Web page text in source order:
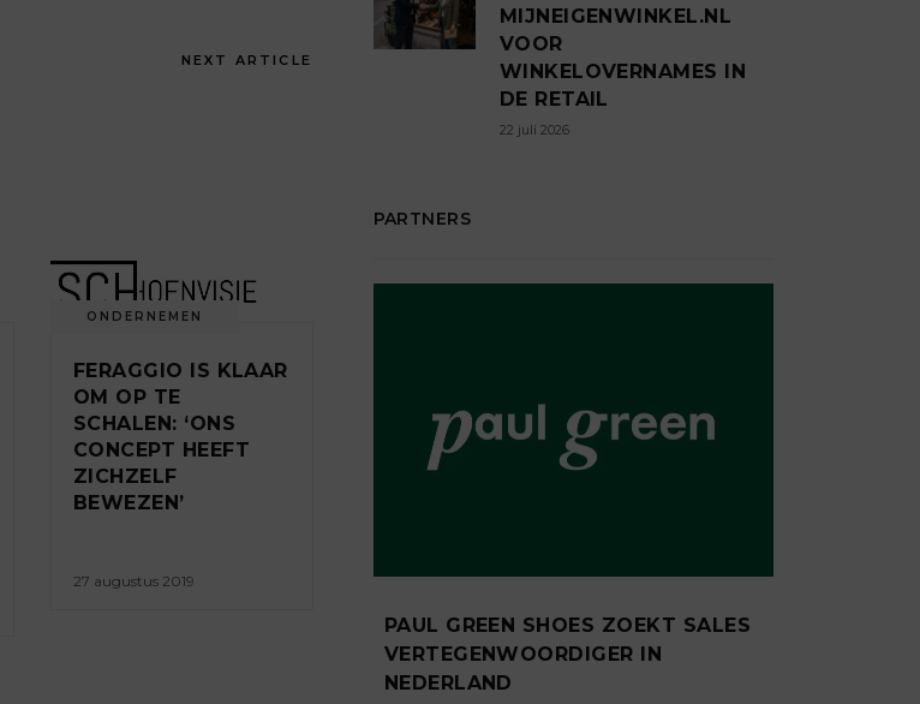
NEXT ARTICLE
ONDERNEMEN
FERAGGIO IS KLAAR
OM OP TE
SCHALEN: ‘ONS
CONCEPT HEEFT
ZICHZELF
BEWEZEN’
27 augustus 2019
MIJNEIGENWINKEL.NL
VOOR
WINKELOVERNAMES IN
DE RETAIL
22 juli 2026
PARTNERS
PAUL GREEN SHOES ZOEKT SALES
VERTEGENWOORDIGER IN
NEDERLAND